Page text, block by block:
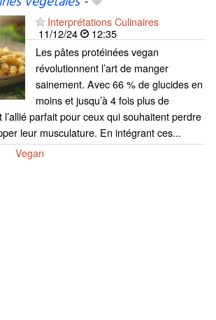
Interprétations Culinaires
11/12/24
12:35
Les pâtes protéinées vegan
révolutionnent l’art de manger
sainement. Avec 66 % de glucides en
moins et jusqu’à 4 fois plus de
parfait pour ceux qui souhaitent perdre
leur musculature. En intégrant ces...
Vegan